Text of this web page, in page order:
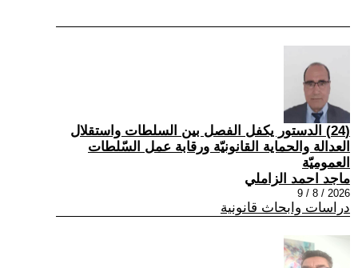
(24) الدستور يكفل الفصل بين السلطات واستقلال
العدالة والحماية القانونيّة ورقابة عمل السّلطات
العموميّة
ماجد احمد الزاملي
2026 / 8 / 9
دراسات وابحاث قانونية